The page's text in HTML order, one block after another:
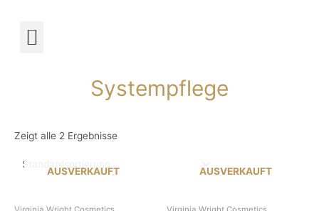
Systempflege
Zeigt alle 2 Ergebnisse
AUSVERKAUFT AUSVERKAUFT